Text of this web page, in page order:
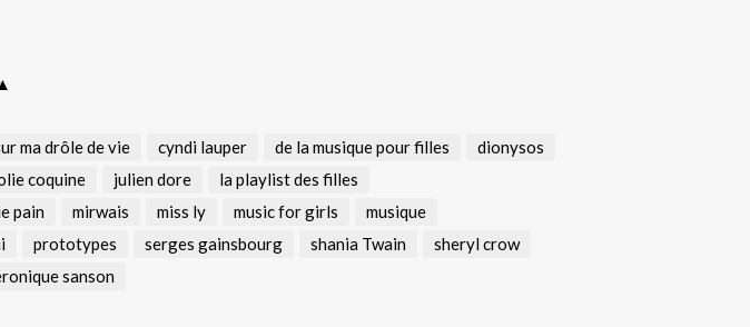
ma drôle de vie cyndi lauper de la musique pour filles
dionysos
coquine julien dore
la playlist des filles
pain mirwais miss ly music for girls
musique
prototypes serges gainsbourg shania Twain
sheryl crow
sanson